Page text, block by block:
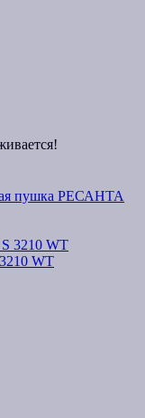
пушка РЕСАНТА
WT